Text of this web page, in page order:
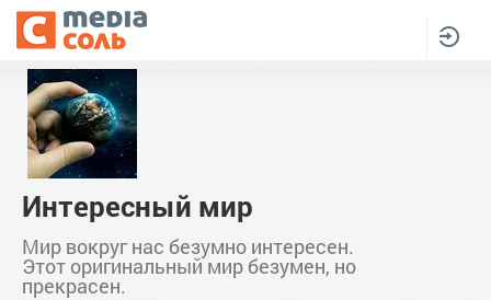
Интересный мир
Мир вокруг нас безумно интересен.
Этот оригинальный мир безумен, но
прекрасен.